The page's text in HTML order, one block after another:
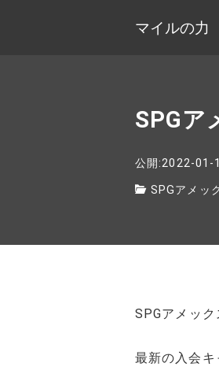
マイルの力
SPGア
公開:2022-01-
SPGアメッ
SPGアメッ
最新の入会